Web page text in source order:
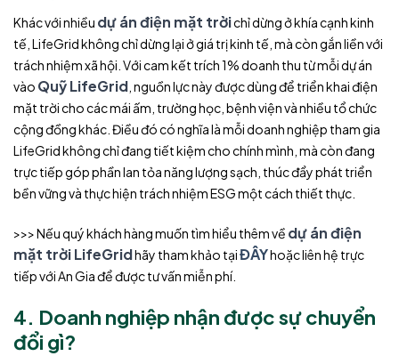
Khác với nhiều dự án điện mặt trờichỉ dừng ở khía cạnh kinh
tế, LifeGrid không chỉ dừng lại ở giá trị kinh tế, mà còn gắn liền với
trách nhiệm xã hội. Với cam kết trích 1% doanh thu từ mỗi dự án
vào Quỹ LifeGrid , nguồn lực này được dùng để triển khai điện
mặt trời cho các mái ấm, trường học, bệnh viện và nhiều tổ chức
cộng đồng khác. Điều đó có nghĩa là mỗi doanh nghiệp tham gia
LifeGrid không chỉ đang tiết kiệm cho chính mình, mà còn đang
trực tiếp góp phần lan tỏa năng lượng sạch, thúc đẩy phát triển
bền vững và thực hiện trách nhiệm ESG một cách thiết thực.
>>> Nếu quý khách hàng muốn tìm hiểu thêm về dự án điện
mặt trời LifeGridhãy tham khảo tạiĐÂYhoặc liên hệ trực
tiếp với An Gia để được tư vấn miễn phí.
4. Doanh nghiệp nhận được sự chuyển
đổi gì?